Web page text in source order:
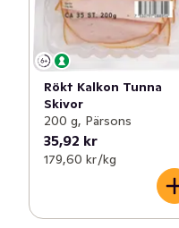
Rökt Kalkon Tunna
Skivor
200 g, Pärsons
35,92 kr
179,60 kr /kg